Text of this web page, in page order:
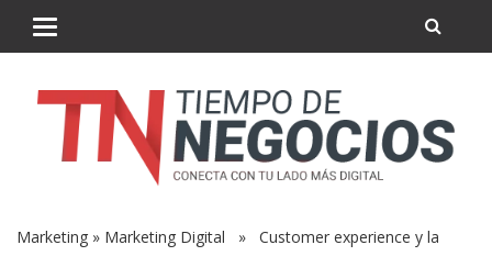
Marketing » Marketing Digital » Customer experience y la